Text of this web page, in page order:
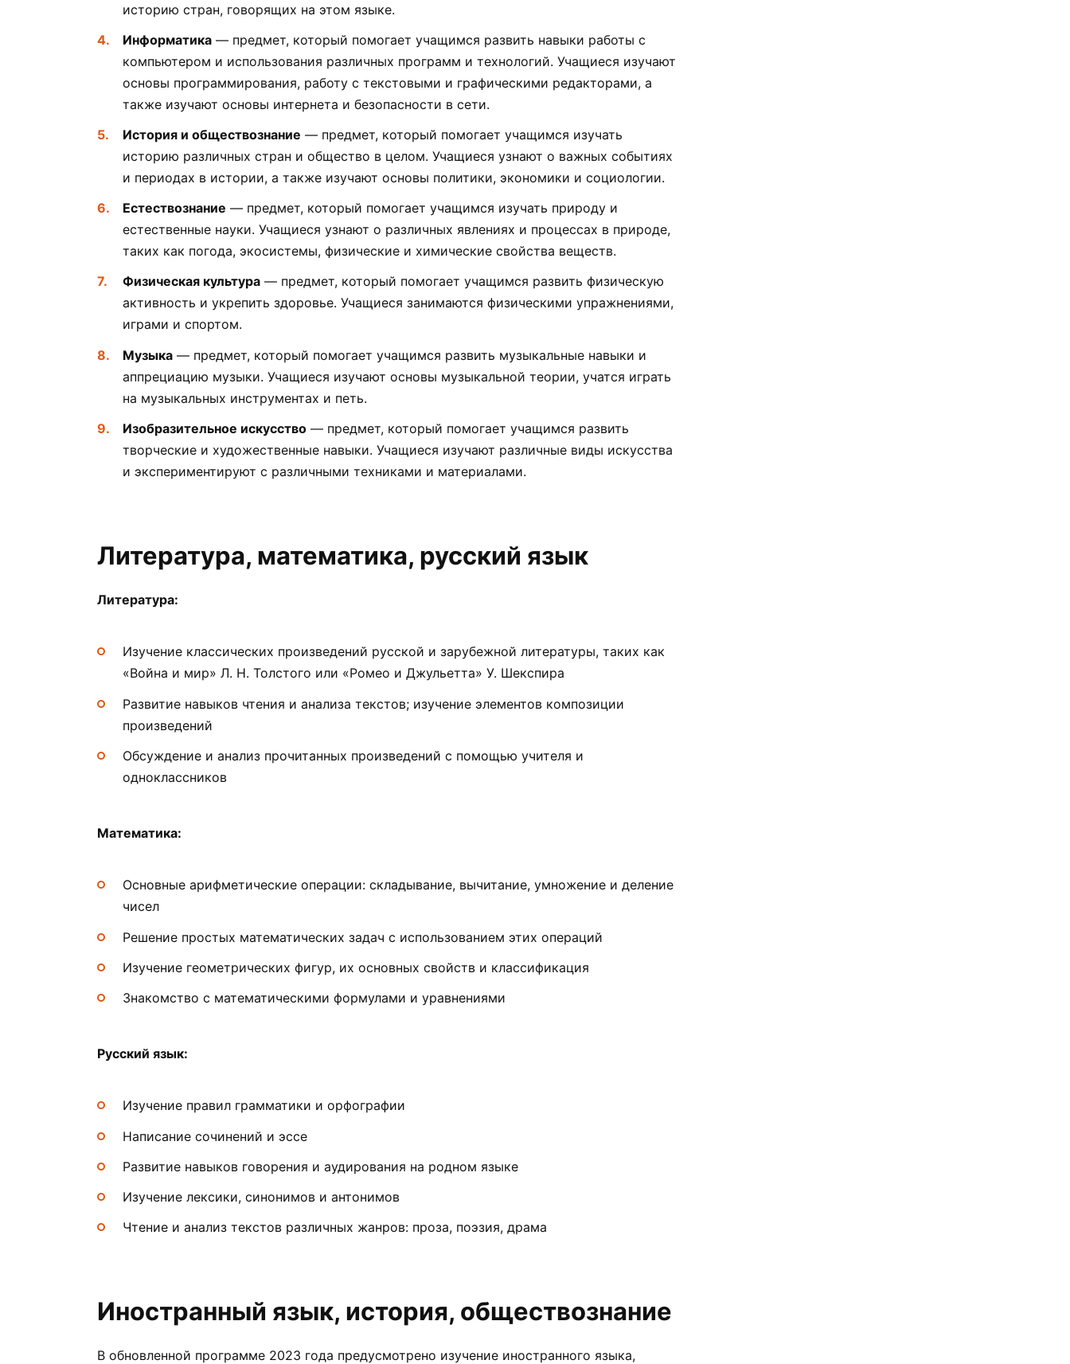
историю стран, говорящих на этом языке.
Информатика — предмет, который помогает учащимся развить навыки работы с
компьютером и использования различных программ и технологий. Учащиеся изучают
основы программирования, работу с текстовыми и графическими редакторами, а
также изучают основы интернета и безопасности в сети.
История и обществознание — предмет, который помогает учащимся изучать
историю различных стран и общество в целом. Учащиеся узнают о важных событиях
и периодах в истории, а также изучают основы политики, экономики и социологии.
Естествознание — предмет, который помогает учащимся изучать природу и
естественные науки. Учащиеся узнают о различных явлениях и процессах в природе,
таких как погода, экосистемы, физические и химические свойства веществ.
Физическая культура — предмет, который помогает учащимся развить физическую
активность и укрепить здоровье. Учащиеся занимаются физическими упражнениями,
играми и спортом.
Музыка — предмет, который помогает учащимся развить музыкальные навыки и
аппрециацию музыки. Учащиеся изучают основы музыкальной теории, учатся играть
на музыкальных инструментах и петь.
Изобразительное искусство — предмет, который помогает учащимся развить
творческие и художественные навыки. Учащиеся изучают различные виды искусства
и экспериментируют с различными техниками и материалами.
Литература, математика, русский язык
Литература:
Изучение классических произведений русской и зарубежной литературы, таких как
«Война и мир» Л. Н. Толстого или «Ромео и Джульетта» У. Шекспира
Развитие навыков чтения и анализа текстов; изучение элементов композиции
произведений
Обсуждение и анализ прочитанных произведений с помощью учителя и
одноклассников
Математика:
Основные арифметические операции: складывание, вычитание, умножение и деление
чисел
Решение простых математических задач с использованием этих операций
Изучение геометрических фигур, их основных свойств и классификация
Знакомство с математическими формулами и уравнениями
Русский язык:
Изучение правил грамматики и орфографии
Написание сочинений и эссе
Развитие навыков говорения и аудирования на родном языке
Изучение лексики, синонимов и антонимов
Чтение и анализ текстов различных жанров: проза, поэзия, драма
Иностранный язык, история, обществознание
В обновленной программе 2023 года предусмотрено изучение иностранного языка,